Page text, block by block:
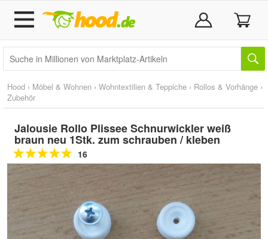
Hood › Möbel & Wohnen › Wohntextilien & Teppiche › Rollos & Vorhänge ›
Zubehör
Jalousie Rollo Plissee Schnurwickler weiß
braun neu 1Stk. zum schrauben / kleben
16